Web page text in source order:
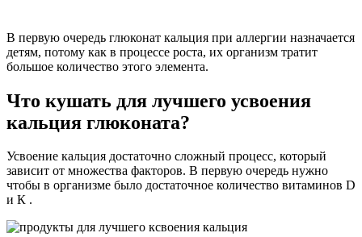
В первую очередь глюконат кальция при аллергии назначается
детям, потому как в процессе роста, их организм тратит
большое количество этого элемента.
Что кушать для лучшего усвоения
кальция глюконата?
Усвоение кальция достаточно сложный процесс, который
зависит от множества факторов. В первую очередь нужно
чтобы в организме было достаточное количество витаминов D
и К .